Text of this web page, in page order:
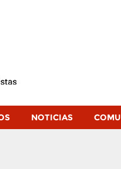
NOTICIAS